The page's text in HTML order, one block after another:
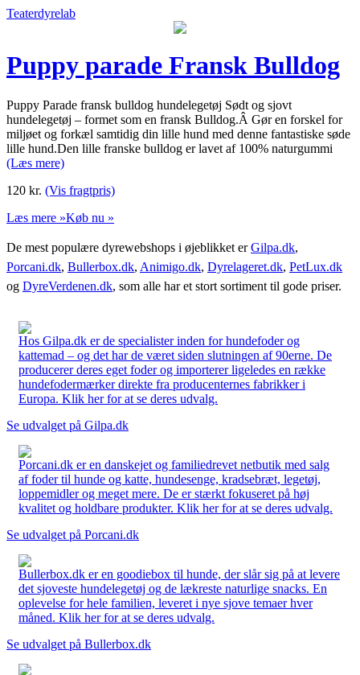
Teaterdyrelab
Puppy parade Fransk Bulldog
Puppy Parade fransk bulldog hundelegetøj Sødt og sjovt
hundelegetøj – formet som en fransk Bulldog.Â Gør en forskel for
miljøet og forkæl samtidig din lille hund med denne fantastiske søde
lille hund.Den lille franske bulldog er lavet af 100% naturgummi
(Læs mere)
120 kr. (Vis fragtpris)
Læs mere »Køb nu »
De mest populære dyrewebshops i øjeblikket erGilpa.dk,
Porcani.dk, Bullerbox.dk, Animigo.dk, Dyrelageret.dk, PetLux.dk
og DyreVerdenen.dk, som alle har et stort sortiment til gode priser.
Hos Gilpa.dk er de specialister inden for hundefoder og
kattemad – og det har de været siden slutningen af 90erne. De
producerer deres eget foder og importerer ligeledes en række
hundefodermærker direkte fra producenternes fabrikker i
Europa. Klik her for at se deres udvalg.
Se udvalget på Gilpa.dk
Porcani.dk er en danskejet og familiedrevet netbutik med salg
af foder til hunde og katte, hundesenge, kradsebræt, legetøj,
loppemidler og meget mere. De er stærkt fokuseret på høj
kvalitet og holdbare produkter. Klik her for at se deres udvalg.
Se udvalget på Porcani.dk
Bullerbox.dk er en goodiebox til hunde, der slår sig på at levere
det sjoveste hundelegetøj og de lækreste naturlige snacks. En
oplevelse for hele familien, leveret i nye sjove temaer hver
måned. Klik her for at se deres udvalg.
Se udvalget på Bullerbox.dk